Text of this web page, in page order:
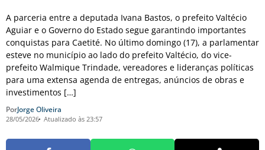
A parceria entre a deputada Ivana Bastos, o prefeito Valtécio
Aguiar e o Governo do Estado segue garantindo importantes
conquistas para Caetité. No último domingo (17), a parlamentar
esteve no município ao lado do prefeito Valtécio, do vice-
prefeito Walmique Trindade, vereadores e lideranças políticas
para uma extensa agenda de entregas, anúncios de obras e
investimentos […]
PorJorge Oliveira
28/05/2026 Atualizado às 23:57